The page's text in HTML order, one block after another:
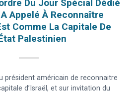
Du Jour Spécial Dédié
Appelé À Reconnaître
Comme La Capitale De
Palestinien
président américain de reconnaitre
d’Israël, et sur invitation du